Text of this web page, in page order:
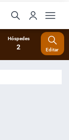
Hóspedes
2 Editar